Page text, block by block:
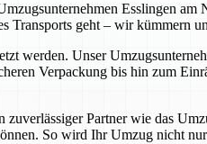
Esslingen am
geht – wir kümmern
werden. Unser
Verpackung bis hin zum
Partner wie das
So wird Ihr Umzug nicht